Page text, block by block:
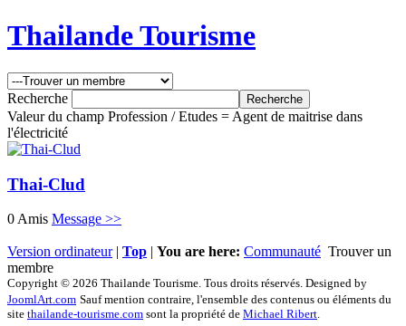
Thailande Tourisme
Recherche
Valeur du champ Profession / Etudes = Agent de maitrise dans
l'électricité
Thai-Clud
0 Amis Message >>
Version ordinateur| Top | You are here: Communauté Trouver un
membre
Copyright © 2026 Thailande Tourisme. Tous droits réservés. Designed by
JoomlArt.com Sauf mention contraire, l'ensemble des contenus ou éléments du
site thailande-tourisme.com sont la propriété de Michael Ribert.